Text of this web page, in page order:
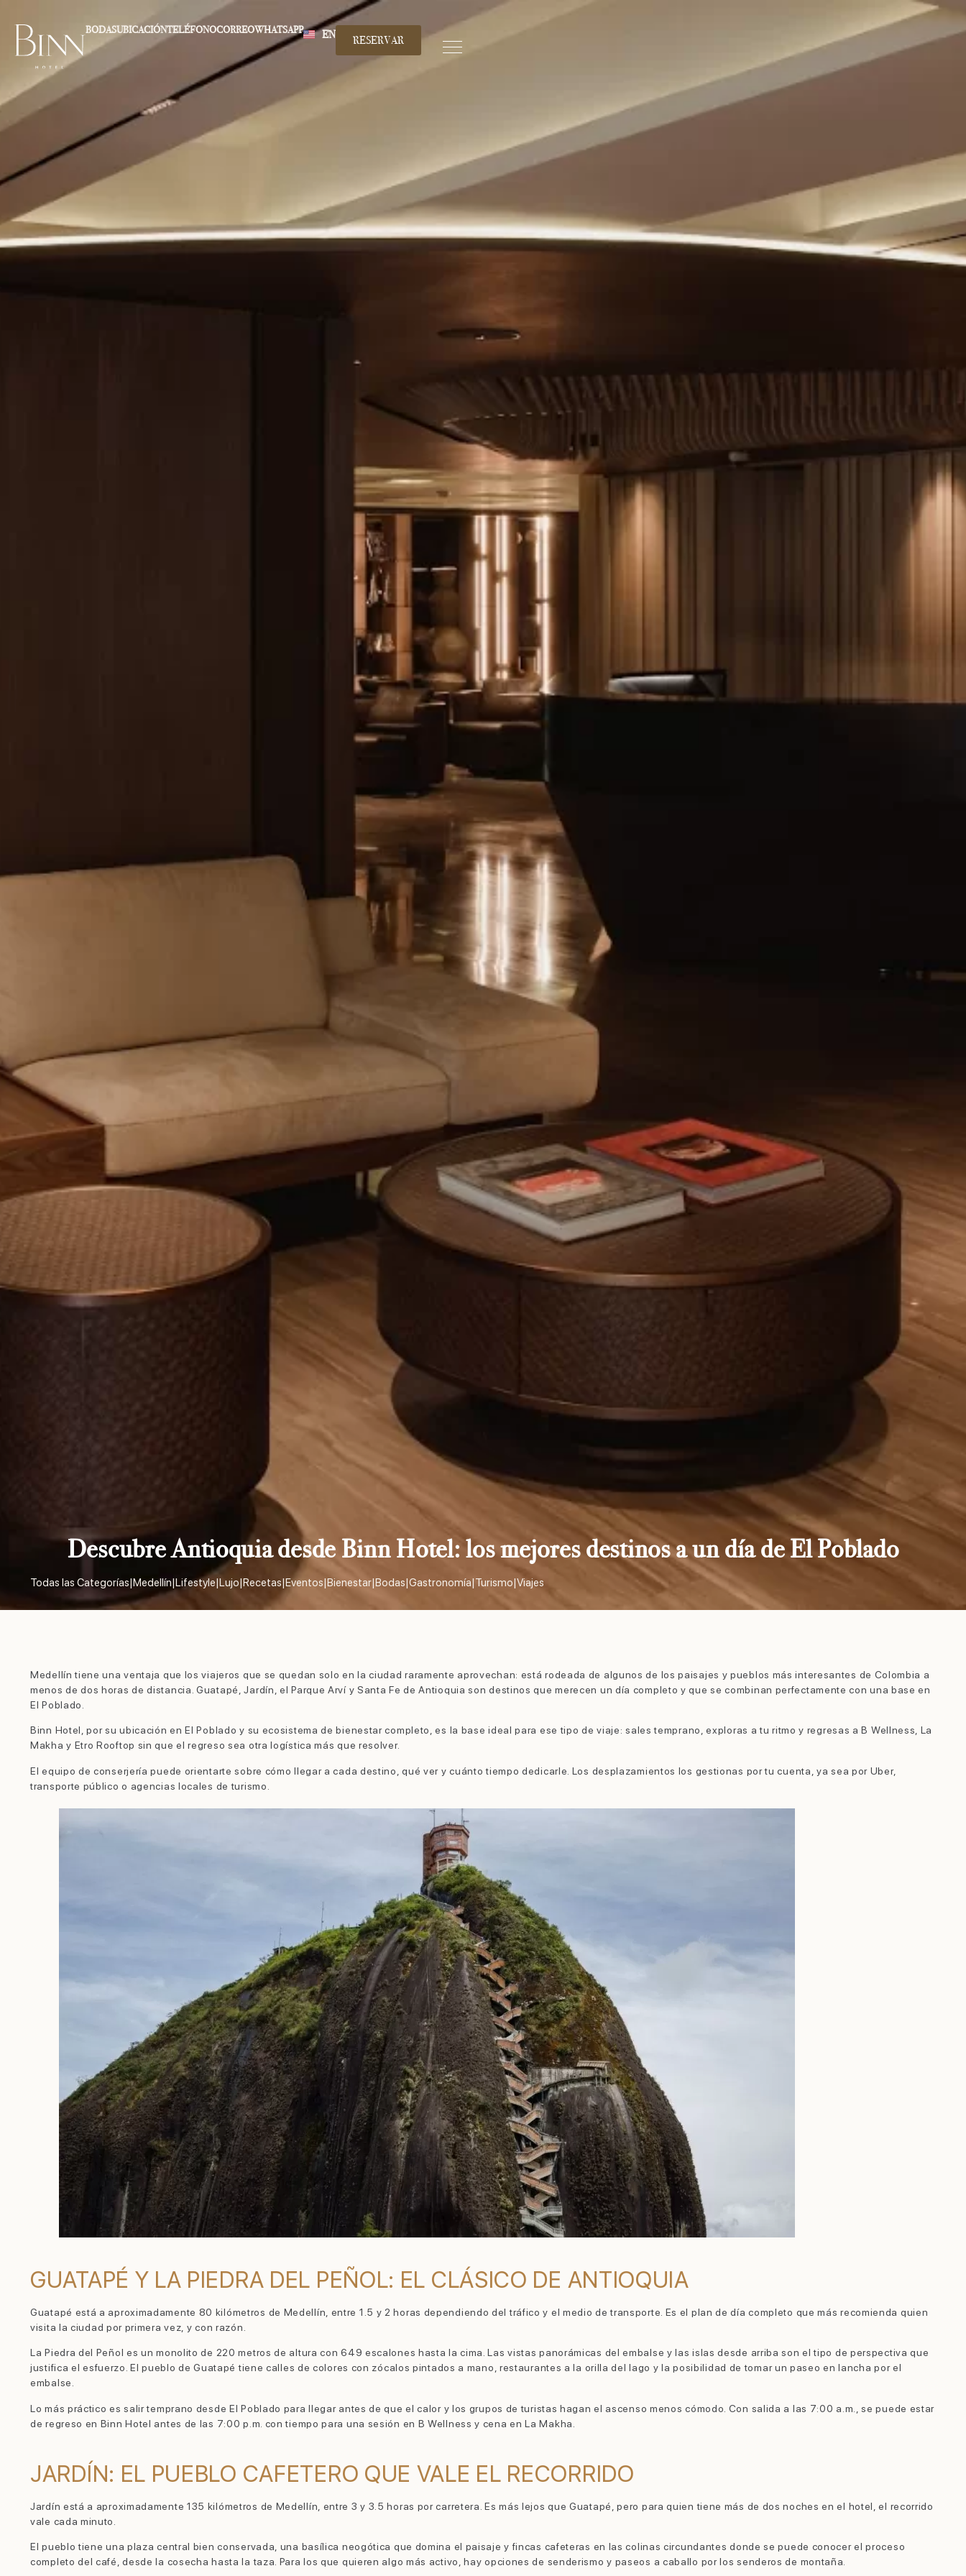
BODASUBICACIÓNTELÉFONOCORREOWHATSAPP EN RESERVAR
Descubre Antioquia desde Binn Hotel: los mejores destinos a un día de El Poblado
Todas las Categorías|Medellín|Lifestyle|Lujo|Recetas|Eventos|Bienestar|Bodas|Gastronomía|Turismo|Viajes
Medellín tiene una ventaja que los viajeros que se quedan solo en la ciudad raramente aprovechan: está rodeada de algunos de los paisajes y pueblos más interesantes de Colombia a
menos de dos horas de distancia. Guatapé, Jardín, el Parque Arví y Santa Fe de Antioquia son destinos que merecen un día completo y que se combinan perfectamente con una base en
El Poblado.
Binn Hotel, por su ubicación en El Poblado y su ecosistema de bienestar completo, es la base ideal para ese tipo de viaje: sales temprano, exploras a tu ritmo y regresas a B Wellness, La
Makha y Etro Rooftop sin que el regreso sea otra logística más que resolver.
El equipo de conserjería puede orientarte sobre cómo llegar a cada destino, qué ver y cuánto tiempo dedicarle. Los desplazamientos los gestionas por tu cuenta, ya sea por Uber,
transporte público o agencias locales de turismo.
GUATAPÉ Y LA PIEDRA DEL PEÑOL: EL CLÁSICO DE ANTIOQUIA
Guatapé está a aproximadamente 80 kilómetros de Medellín, entre 1.5 y 2 horas dependiendo del tráfico y el medio de transporte. Es el plan de día completo que más recomienda quien
visita la ciudad por primera vez, y con razón.
La Piedra del Peñol es un monolito de 220 metros de altura con 649 escalones hasta la cima. Las vistas panorámicas del embalse y las islas desde arriba son el tipo de perspectiva que
justifica el esfuerzo. El pueblo de Guatapé tiene calles de colores con zócalos pintados a mano, restaurantes a la orilla del lago y la posibilidad de tomar un paseo en lancha por el
embalse.
Lo más práctico es salir temprano desde El Poblado para llegar antes de que el calor y los grupos de turistas hagan el ascenso menos cómodo. Con salida a las 7:00 a.m., se puede estar
de regreso en Binn Hotel antes de las 7:00 p.m. con tiempo para una sesión en B Wellness y cena en La Makha.
JARDÍN: EL PUEBLO CAFETERO QUE VALE EL RECORRIDO
Jardín está a aproximadamente 135 kilómetros de Medellín, entre 3 y 3.5 horas por carretera. Es más lejos que Guatapé, pero para quien tiene más de dos noches en el hotel, el recorrido
vale cada minuto.
El pueblo tiene una plaza central bien conservada, una basílica neogótica que domina el paisaje y fincas cafeteras en las colinas circundantes donde se puede conocer el proceso
completo del café, desde la cosecha hasta la taza. Para los que quieren algo más activo, hay opciones de senderismo y paseos a caballo por los senderos de montaña.